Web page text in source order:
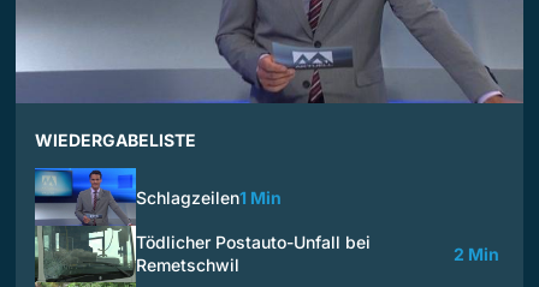
WIEDERGABELISTE
Schlagzeilen1 Min
Tödlicher Postauto-Unfall bei
Remetschwil
2 Min